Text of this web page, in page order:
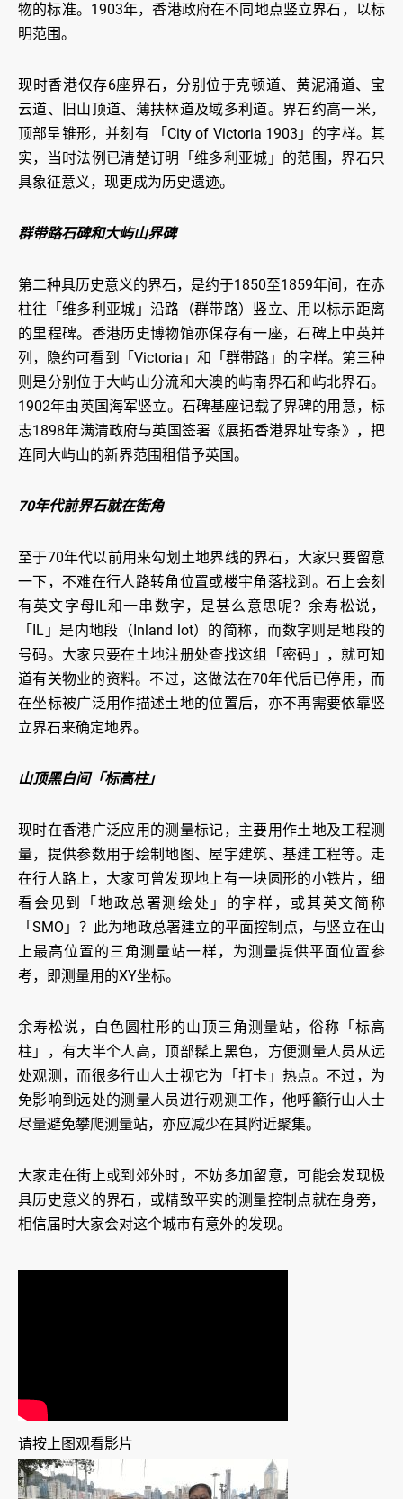
物的标准。1903年，香港政府在不同地点竖立界石，以标
明范围。
现时香港仅存6座界石，分别位于克顿道、黄泥涌道、宝
云道、旧山顶道、薄扶林道及域多利道。界石约高一米，
顶部呈锥形，并刻有 「City of Victoria 1903」的字样。其
实，当时法例已清楚订明「维多利亚城」的范围，界石只
具象征意义，现更成为历史遗迹。
群带路石碑和大屿山界碑
第二种具历史意义的界石，是约于1850至1859年间，在赤
柱往「维多利亚城」沿路（群带路）竖立、用以标示距离
的里程碑。香港历史博物馆亦保存有一座，石碑上中英并
列，隐约可看到「Victoria」和「群带路」的字样。第三种
则是分别位于大屿山分流和大澳的屿南界石和屿北界石。
1902年由英国海军竖立。石碑基座记载了界碑的用意，标
志1898年满清政府与英国签署《展拓香港界址专条》，把
连同大屿山的新界范围租借予英国。
70年代前界石就在街角
至于70年代以前用来勾划土地界线的界石，大家只要留意
一下，不难在行人路转角位置或楼宇角落找到。石上会刻
有英文字母IL和一串数字，是甚么意思呢？余寿松说，
「IL」是内地段（Inland lot）的简称，而数字则是地段的
号码。大家只要在土地注册处查找这组「密码」，就可知
道有关物业的资料。不过，这做法在70年代后已停用，而
在坐标被广泛用作描述土地的位置后，亦不再需要依靠竖
立界石来确定地界。
山顶黑白间「标高柱」
现时在香港广泛应用的测量标记，主要用作土地及工程测
量，提供参数用于绘制地图、屋宇建筑、基建工程等。走
在行人路上，大家可曾发现地上有一块圆形的小铁片，细
看会见到「地政总署测绘处」的字样，或其英文简称
「SMO」？此为地政总署建立的平面控制点，与竖立在山
上最高位置的三角测量站一样，为测量提供平面位置参
考，即测量用的XY坐标。
余寿松说，白色圆柱形的山顶三角测量站，俗称「标高
柱」，有大半个人高，顶部髹上黑色，方便测量人员从远
处观测，而很多行山人士视它为「打卡」热点。不过，为
免影响到远处的测量人员进行观测工作，他呼籲行山人士
尽量避免攀爬测量站，亦应减少在其附近聚集。
大家走在街上或到郊外时，不妨多加留意，可能会发现极
具历史意义的界石，或精致平实的测量控制点就在身旁，
相信届时大家会对这个城市有意外的发现。
请按上图观看影片